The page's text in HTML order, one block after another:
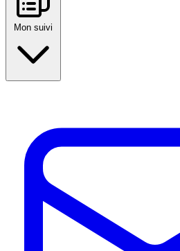
Mon suivi